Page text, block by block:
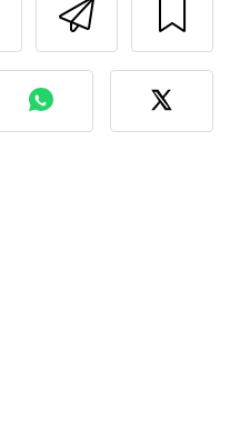
Imprima
com o autor